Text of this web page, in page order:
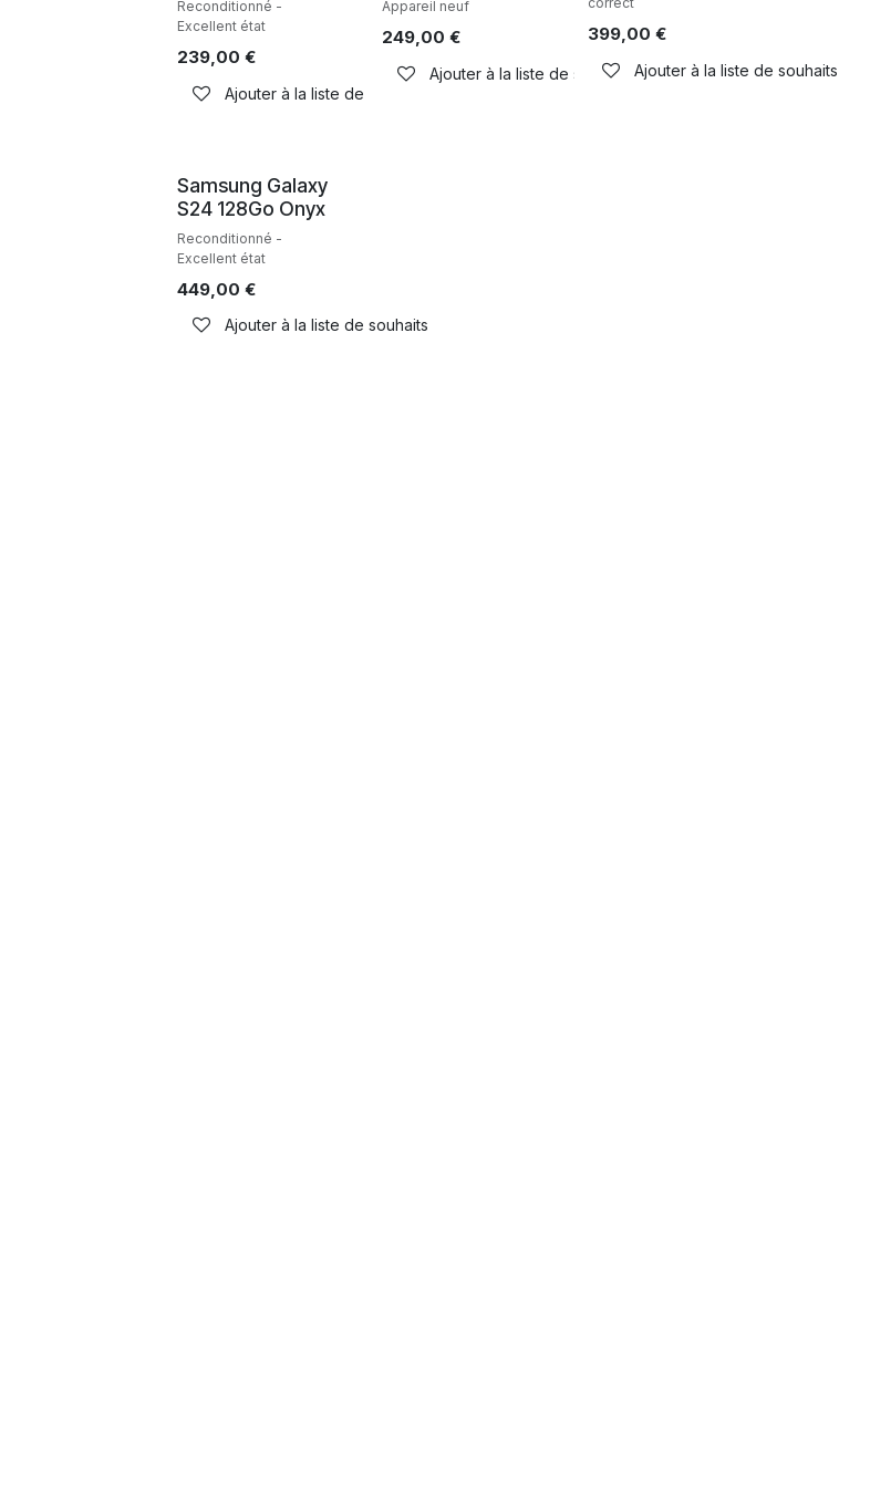
Reconditionné -
Excellent état
239,00 €
Ajouter à la liste de souhaits
Appareil neuf
249,00 €
Ajouter à la liste de souhaits
399,00 €
Ajouter à la liste de souhaits
Reconditionné
Samsung Galaxy
S24 128Go Onyx
Reconditionné -
Excellent état
449,00 €
Ajouter à la liste de souhaits